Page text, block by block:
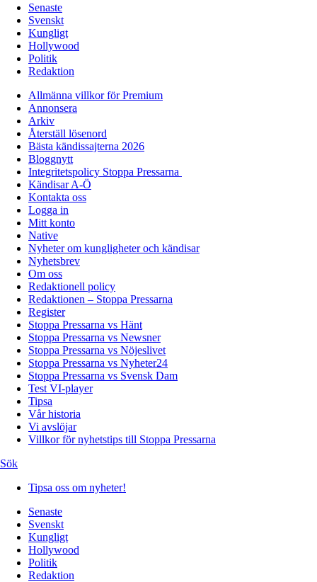
Senaste
Svenskt
Kungligt
Hollywood
Politik
Redaktion
Allmänna villkor för Premium
Annonsera
Arkiv
Återställ lösenord
Bästa kändissajterna 2026
Bloggnytt
Integritetspolicy Stoppa Pressarna
Kändisar A-Ö
Kontakta oss
Logga in
Mitt konto
Native
Nyheter om kungligheter och kändisar
Nyhetsbrev
Om oss
Redaktionell policy
Redaktionen – Stoppa Pressarna
Register
Stoppa Pressarna vs Hänt
Stoppa Pressarna vs Newsner
Stoppa Pressarna vs Nöjeslivet
Stoppa Pressarna vs Nyheter24
Stoppa Pressarna vs Svensk Dam
Test VI-player
Tipsa
Vår historia
Vi avslöjar
Villkor för nyhetstips till Stoppa Pressarna
Sök
Tipsa oss om nyheter!
Senaste
Svenskt
Kungligt
Hollywood
Politik
Redaktion